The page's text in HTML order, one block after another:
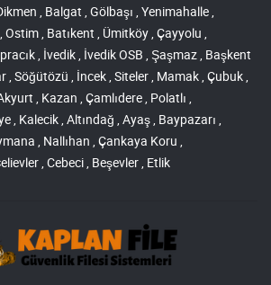
, Balgat , Gölbaşı , Yenimahalle ,
Ostim , Batıkent , Ümitköy , Çayyolu ,
, İvedik , İvedik OSB , Şaşmaz , Başkent
, Söğütözü , İncek , Siteler , Mamak , Çubuk ,
, Kazan , Çamlıdere , Polatlı ,
, Kalecik , Altındağ , Ayaş , Baypazarı ,
, Nallıhan , Çankaya Koru ,
, Cebeci , Beşevler , Etlik